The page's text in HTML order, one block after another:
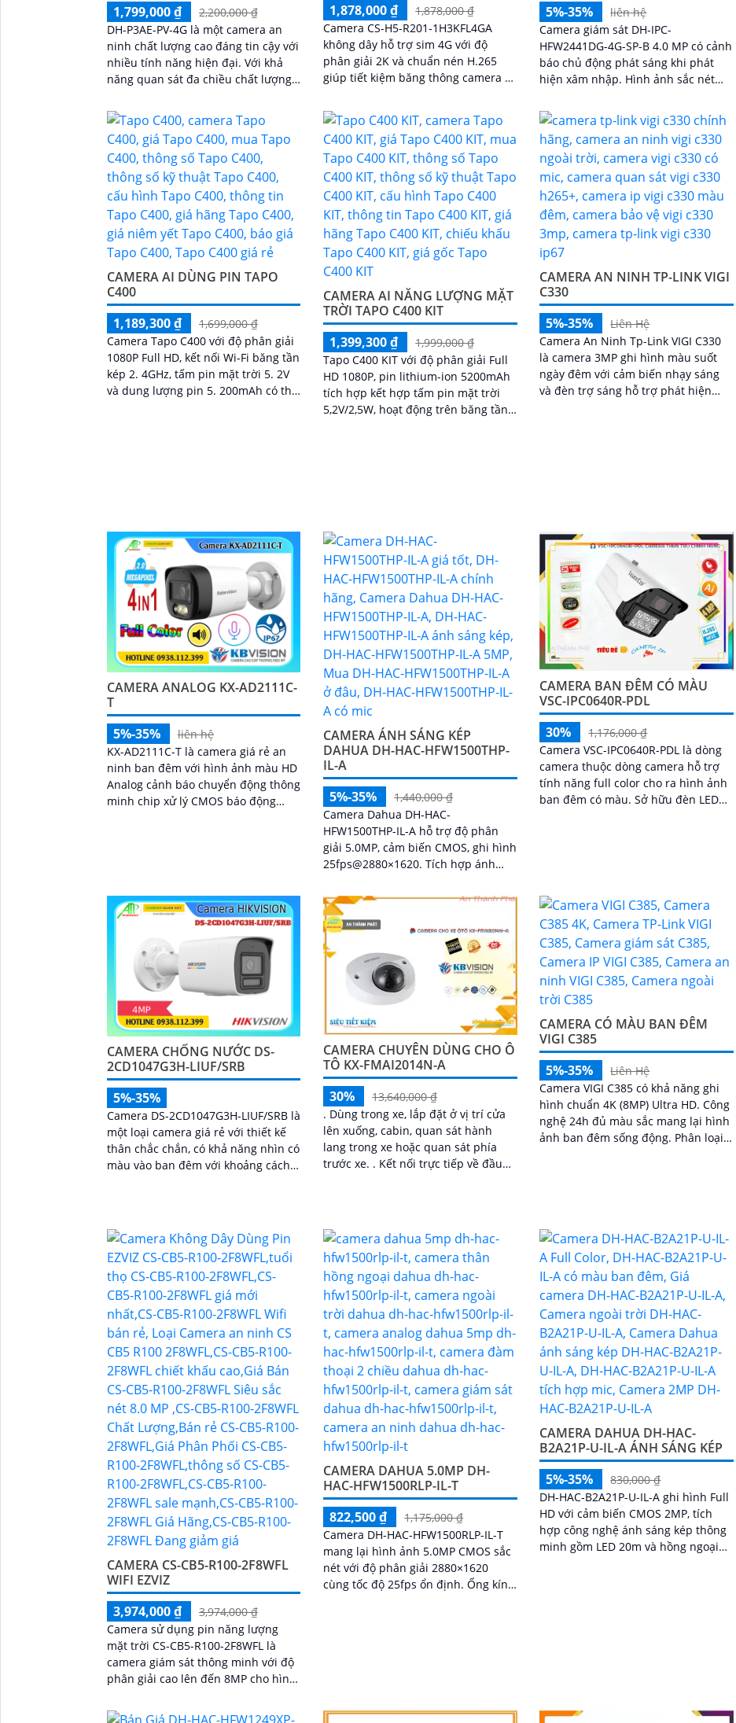
1,799,000 ₫
2,200,000 ₫
DH-P3AE-PV-4G là một camera an
ninh chất lượng cao đáng tin cậy với
nhiều tính năng hiện đại. Với khả
năng quan sát đa chiều chất lượng
xem xét cho nhu cầu an ninh của
bạn
1,878,000 ₫
1,878,000 ₫
Camera CS-H5-R201-1H3KFL4GA
không dây hỗ trợ sim 4G với độ
phân giải 2K và chuẩn nén H.265
giúp tiết kiệm băng thông camera có
nhìn hồng ngoại lên đến 30m và
ánh sáng trắng 20m quan sát rõ
ràng cả ngày lẫn đêm với chuẩn
IP67 camera còn tích hợp tính năng
phát hiện thông minh và cảnh báo
bằng còi và đèn chớp phù hợp cho
công trình kho hàng, nhà xưởng
công trình
5%-35%
liên hệ
Camera giám sát DH-IPC-
HFW2441DG-4G-SP-B 4.0 MP có cảnh
báo chủ động phát sáng khi phát
hiện xâm nhập. Hình ảnh sắc nét
cho nhà xưởng kho hàng
CAMERA AI DÙNG PIN TAPO
C400
1,189,300 ₫
1,699,000 ₫
Camera Tapo C400 với độ phân giải
1080P Full HD, kết nối Wi-Fi băng tần
kép 2. 4GHz, tấm pin mặt trời 5. 2V
và dung lượng pin 5. 200mAh có thể
CAMERA AI NĂNG LƯỢNG MẶT
TRỜI TAPO C400 KIT
1,399,300 ₫
1,999,000 ₫
Tapo C400 KIT với độ phân giải Full
HD 1080P, pin lithium-ion 5200mAh
tích hợp kết hợp tấm pin mặt trời
5,2V/2,5W, hoạt động trên băng tần
CAMERA AN NINH TP-LINK VIGI
C330
5%-35%
Liên Hệ
Camera An Ninh Tp-Link VIGI C330
là camera 3MP ghi hình màu suốt
ngày đêm với cảm biến nhạy sáng
và đèn trợ sáng hỗ trợ phát hiện
CAMERA ANALOG KX-AD2111C-
T
5%-35%
liên hệ
KX-AD2111C-T là camera giá rẻ an
ninh ban đêm với hình ảnh màu HD
Analog cảnh báo chuyển động thông
minh chip xử lý CMOS báo động
chức năng xem ban đêm màu
CAMERA ÁNH SÁNG KÉP
DAHUA DH-HAC-HFW1500THP-
IL-A
5%-35%
1,440,000 ₫
Camera Dahua DH-HAC-
HFW1500THP-IL-A hỗ trợ độ phân
giải 5.0MP, cảm biến CMOS, ghi hình
25fps@2880×1620. Tích hợp ánh
80m, ống kính cố định 3. 6mm góc
nhìn 90
CAMERA BAN ĐÊM CÓ MÀU
VSC-IPC0640R-PDL
30%
1,176,000 ₫
Camera VSC-IPC0640R-PDL là dòng
camera thuộc dòng camera hỗ trợ
tính năng full color cho ra hình ảnh
ban đêm có màu. Sở hữu đèn LED
CAMERA CHỐNG NƯỚC DS-
2CD1047G3H-LIUF/SRB
5%-35%
Camera DS-2CD1047G3H-LIUF/SRB là
một loại camera giá rẻ với thiết kế
thân chắc chắn, có khả năng nhìn có
màu vào ban đêm với khoảng cách
CAMERA CHUYÊN DÙNG CHO Ô
TÔ KX-FMAI2014N-A
30%
13,640,000 ₫
. Dùng trong xe, lắp đặt ở vị trí cửa
lên xuống, cabin, quan sát hành
lang trong xe hoặc quan sát phía
trước xe. . Kết nối trực tiếp về đầu
CAMERA CÓ MÀU BAN ĐÊM
VIGI C385
5%-35%
Liên Hệ
Camera VIGI C385 có khả năng ghi
hình chuẩn 4K (8MP) Ultra HD. Công
nghệ 24h đủ màu sắc mang lại hình
ảnh ban đêm sống động. Phân loại
CAMERA CS-CB5-R100-2F8WFL
WIFI EZVIZ
3,974,000 ₫
3,974,000 ₫
Camera sử dụng pin năng lượng
mặt trời CS-CB5-R100-2F8WFL là
camera giám sát thông minh với độ
phân giải cao lên đến 8MP cho hình
nghệ AI camera có khả năng phát
CAMERA DAHUA 5.0MP DH-
HAC-HFW1500RLP-IL-T
822,500 ₫
1,175,000 ₫
Camera DH-HAC-HFW1500RLP-IL-T
mang lại hình ảnh 5.0MP CMOS sắc
nét với độ phân giải 2880×1620
cùng tốc độ 25fps ổn định. Ống kính
CAMERA DAHUA DH-HAC-
B2A21P-U-IL-A ÁNH SÁNG KÉP
5%-35%
830,000 ₫
DH-HAC-B2A21P-U-IL-A ghi hình Full
HD với cảm biến CMOS 2MP, tích
hợp công nghệ ánh sáng kép thông
minh gồm LED 20m và hồng ngoại